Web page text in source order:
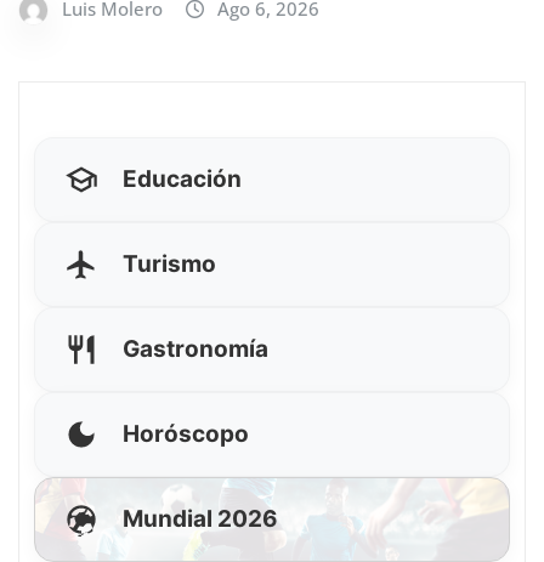
Luis Molero Ago 6, 2026
Educación
Turismo
Gastronomía
Horóscopo
Mundial 2026